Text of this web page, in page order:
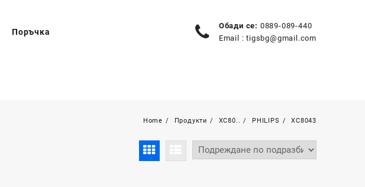
Поръчка
Обади се: 0889-089-440
Email :tigsbg@gmail.com
Home Продукти XC80.. PHILIPS XC8043